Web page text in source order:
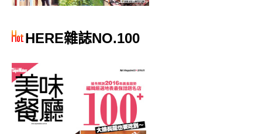
HERE雜誌NO.100